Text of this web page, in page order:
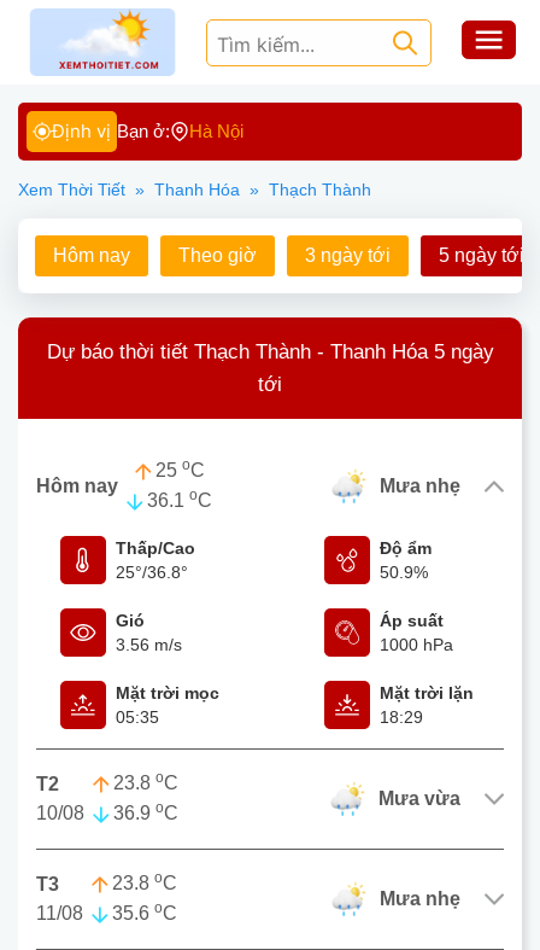
Định vị Bạn ở: Hà Nội
Xem Thời Tiết » Thanh Hóa » Thạch Thành
Hôm nay Theo giờ 3 ngày tới 5 ngày tới
Dự báo thời tiết Thạch Thành - Thanh Hóa 5 ngày
tới
Hôm nay
25 oC
36.1 oC
mưa nhẹ
Thấp/Cao
25°/36.8°
Độ ẩm
50.9%
Gió
3.56 m/s
Áp suất
1000 hPa
Mặt trời mọc
05:35
Mặt trời lặn
18:29
T2
10/08
23.8 oC
36.9 oC
mưa vừa
T3
11/08
23.8 oC
35.6 oC
mưa nhẹ